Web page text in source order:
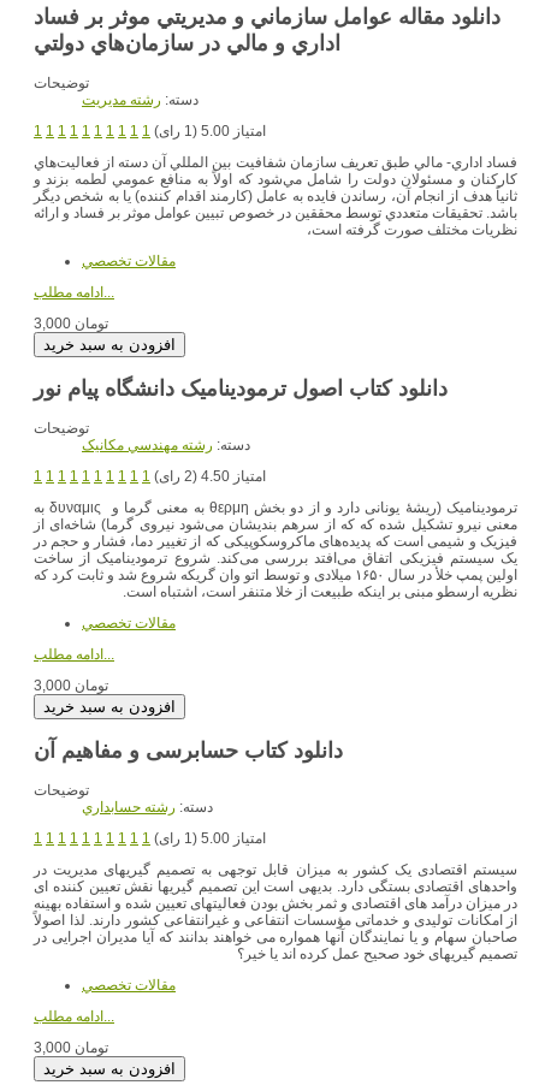
دانلود مقاله عوامل سازماني و مديريتي موثر بر فساد
اداري و مالي در سازمان‌هاي دولتي
توضیحات
دسته: رشته مديريت
1 1 1 1 1 1 1 1 1 1
امتیاز 5.00 (1 رای)
فساد اداري- مالي طبق تعريف سازمان شفافيت بين المللي آن دسته از فعاليت‌هاي
کارکنان و مسئولان دولت را شامل مي‌شود که اولاً به منافع عمومي لطمه بزند و
ثانياً هدف از انجام آن، رساندن فايده به عامل (کارمند اقدام کننده) يا به شخص ديگر
باشد. تحقيقات متعددي توسط محققين در خصوص تبيين عوامل موثر بر فساد و ارائه
نظريات مختلف صورت گرفته است،
مقالات تخصصي
ادامه مطلب...
3,000 تومان
دانلود کتاب اصول ترمودینامیک دانشگاه پیام نور
توضیحات
دسته: رشته مهندسي مکانيک
1 1 1 1 1 1 1 1 1 1
امتیاز 4.50 (2 رای)
ترمودینامیک (ریشهٔ یونانی دارد و از دو بخش θερμη به معنی گرما و δυναμις به
معنی نیرو تشکیل شده که که از سرهم بندیشان می‌شود نیروی گرما) شاخه‌ای از
فیزیک و شیمی است که پدیده‌های ماکروسکوپیکی که از تغییر دما، فشار و حجم در
یک سیستم فیزیکی اتفاق می‌افتد بررسی می‌کند. شروع ترمودینامیک از ساخت
اولین پمپ خلأ در سال ۱۶۵۰ میلادی و توسط اتو وان گریکه شروع شد و ثابت کرد که
نظریه ارسطو مبنی بر اینکه طبیعت از خلا متنفر است، اشتباه است.
مقالات تخصصي
ادامه مطلب...
3,000 تومان
دانلود کتاب حسابرسی و مفاهیم آن
توضیحات
دسته: رشته حسابداري
1 1 1 1 1 1 1 1 1 1
امتیاز 5.00 (1 رای)
سیستم اقتصادی یک کشور به میزان قابل توجهی به تصمیم گیریهای مدیریت در
واحدهای اقتصادی بستگی دارد. بدیهی است این تصمیم گیریها نقش تعیین کننده ای
در میزان درآمد های اقتصادی و ثمر بخش بودن فعالیتهای تعیین شده و استفاده بهینه
از امکانات تولیدی و خدماتی مؤسسات انتفاعی و غیرانتفاعی کشور دارند. لذا اصولاً
صاحبان سهام و یا نمایندگان آنها همواره می خواهند بدانند که آیا مدیران اجرایی در
تصمیم گیریهای خود صحیح عمل کرده اند یا خیر؟
مقالات تخصصي
ادامه مطلب...
3,000 تومان